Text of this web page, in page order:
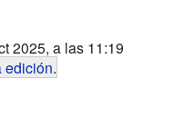
2025, a las 11:19
edición.